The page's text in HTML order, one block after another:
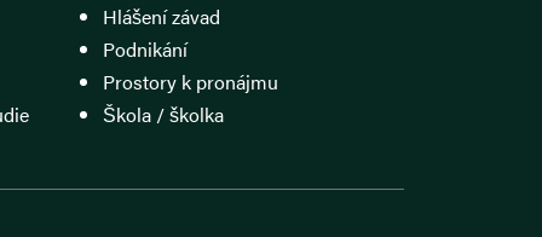
Hlášení závad
Podnikání
Prostory k pronájmu
Škola / školka